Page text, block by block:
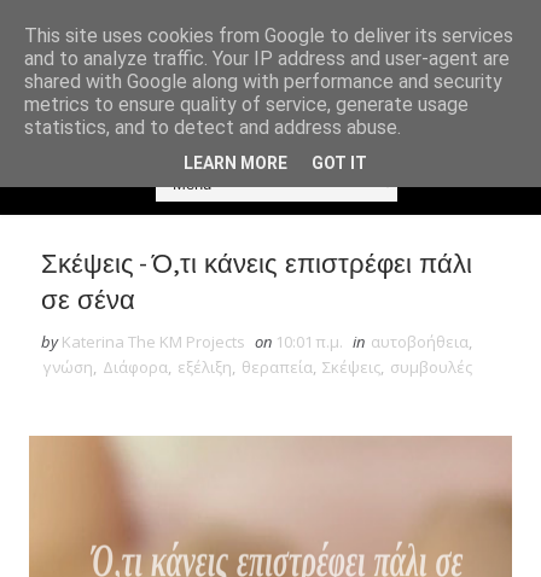
Σκέψεις - Ό,τι κάνεις επιστρέφει πάλι
σε σένα
by Katerina The KM Projects on 10:01 π.μ. in αυτοβοήθεια,
γνώση, Διάφορα, εξέλιξη, θεραπεία, Σκέψεις, συμβουλές
This site uses cookies from Google to deliver its services
and to analyze traffic. Your IP address and user-agent are
shared with Google along with performance and security
metrics to ensure quality of service, generate usage
statistics, and to detect and address abuse.
LEARN MORE GOT IT